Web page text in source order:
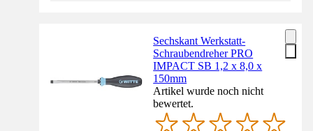
Sechskant Werkstatt-
Schraubendreher PRO
IMPACT SB 1,2 x 8,0 x
150mm
Artikel wurde noch nicht
bewertet.